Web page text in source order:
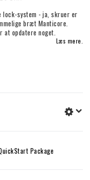
lock-system - ja, skruer er
bræt Manticore.
at opdatere noget.
Læs mere.
Package